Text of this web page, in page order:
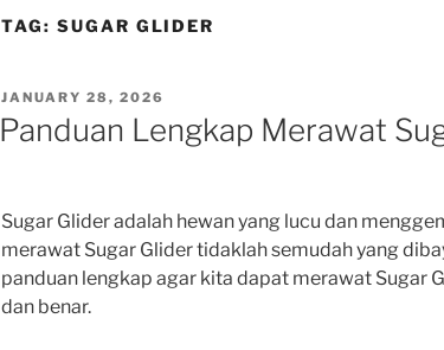
TAG: SUGAR GLIDER
POSTED
ON
JANUARY 28, 2026
Panduan Lengkap Merawat
Sugar Glider adalah hewan yang lucu dan
merawat Sugar Glider tidaklah semudah yang
panduan lengkap agar kita dapat merawat Sugar
dan benar.